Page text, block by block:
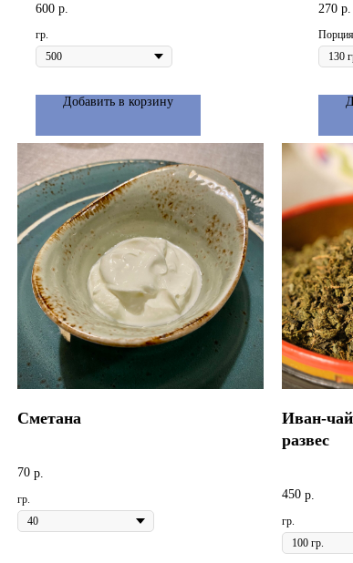
600 р.
гр.
Добавить в корзину
270 р.
Порция
Сметана
70 р.
гр.
Иван-
развес
450 р.
гр.